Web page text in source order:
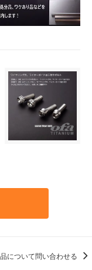
について問い合わせる